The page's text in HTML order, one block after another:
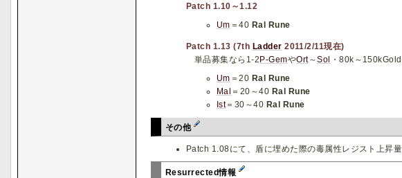
Patch 1.10～1.12
Um ＝40 Ral Rune
Patch 1.13 (7th Ladder 2011/2/11現在)
単品募集なら1-2 P-GemやOrt～Sol
・80k～
Um ＝20 Ral Rune
Mal ＝20～40 Ral Rune
Ist＝30～40 Ral Rune
その他
Patch 1.08にて、盾に埋めた際の毒属性レジスト上昇
Resurrected情報